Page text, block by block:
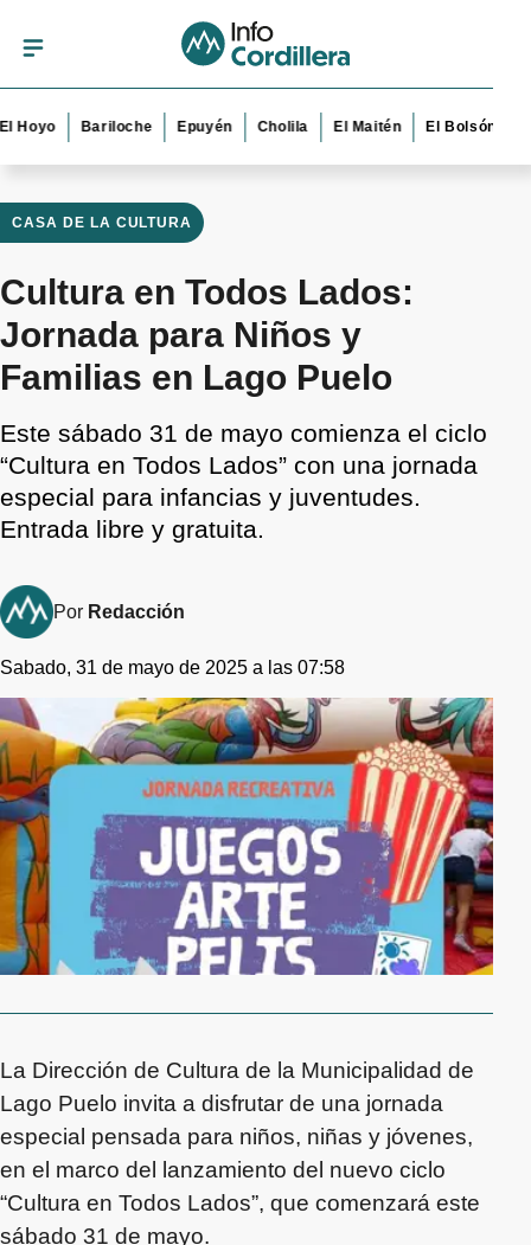
Bariloche Epuyén Cholila El Maitén El Bolsón Esquel
CASA DE LA CULTURA
Cultura en Todos Lados:
Jornada para Niños y
Familias en Lago Puelo
Este sábado 31 de mayo comienza el ciclo
“Cultura en Todos Lados” con una jornada
especial para infancias y juventudes.
Entrada libre y gratuita.
Por Redacción
Sabado, 31 de mayo de 2025 a las 07:58
La Dirección de Cultura de la Municipalidad de
Lago Puelo invita a disfrutar de una jornada
especial pensada para niños, niñas y jóvenes,
en el marco del lanzamiento del nuevo ciclo
“Cultura en Todos Lados”, que comenzará este
sábado 31 de mayo.